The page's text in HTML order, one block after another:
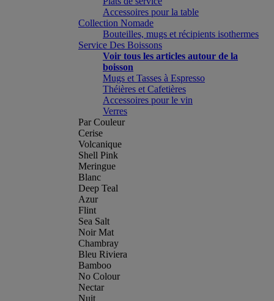
Accessoires pour la table
Collection Nomade
Bouteilles, mugs et récipients isothermes
Service Des Boissons
Voir tous les articles autour de la
boisson
Mugs et Tasses à Espresso
Théières et Cafetières
Accessoires pour le vin
Verres
Par Couleur
Cerise
Volcanique
Shell Pink
Meringue
Blanc
Deep Teal
Azur
Flint
Sea Salt
Noir Mat
Chambray
Bleu Riviera
Bamboo
No Colour
Nectar
Nuit